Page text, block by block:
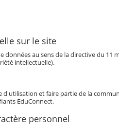
sur le site
données au sens de la directive du
intellectuelle).
d'utilisation et faire partie de la
EduConnect.
personnel